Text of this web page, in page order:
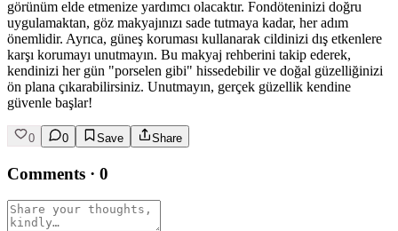
görünüm elde etmenize yardımcı olacaktır. Fondöteninizi doğru
uygulamaktan, göz makyajınızı sade tutmaya kadar, her adım
önemlidir. Ayrıca, güneş koruması kullanarak cildinizi dış etkenlere
karşı korumayı unutmayın. Bu makyaj rehberini takip ederek,
kendinizi her gün "porselen gibi" hissedebilir ve doğal güzelliğinizi
ön plana çıkarabilirsiniz. Unutmayın, gerçek güzellik kendine
güvenle başlar!
0 0 Save Share
Comments · 0